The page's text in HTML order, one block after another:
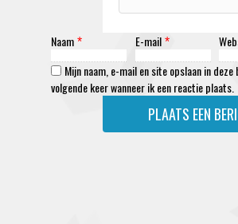
Naam * E-mail *
Mijn naam, e-mail en site opslaan in
volgende keer wanneer ik een reactie plaats.